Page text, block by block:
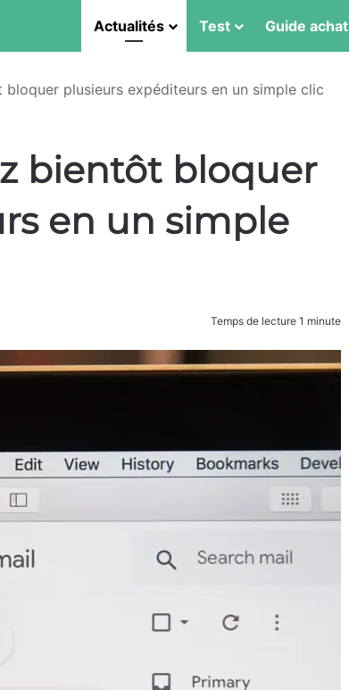
Actualités Test Guide achat
plusieurs expéditeurs en un simple clic
bientôt bloquer
en un simple
Temps de lecture 1 minute